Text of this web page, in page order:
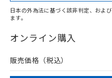
在庫等で未対応品が混在す
問い合わせください。
日本の外為法に基づく該非判定、およ
ます。
オンライン購入
販売価格（税込）